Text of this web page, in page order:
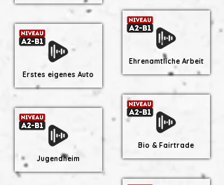
Erstes eigenes Auto
Jugendheim
Ehrenamtliche Arbeit
Bio & Fairtrade